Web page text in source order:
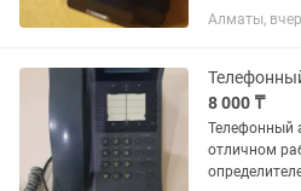
рабочий.
на
Grandstream
импульсный...
Алматы,
8 000 ₸
Телефонный
отличном